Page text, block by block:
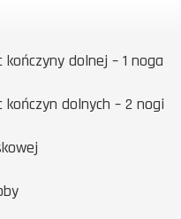
dolnej – 1 noga
dolnych – 2 nogi